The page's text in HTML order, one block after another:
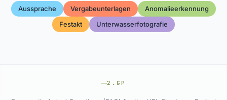
Aussprache Vergabeunterlagen
Anomalieerkennung
Festakt
Unterwasserfotografie
2.GP